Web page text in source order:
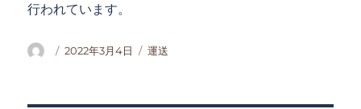
行われています。
投 投
2022年3月4日
カ
運送